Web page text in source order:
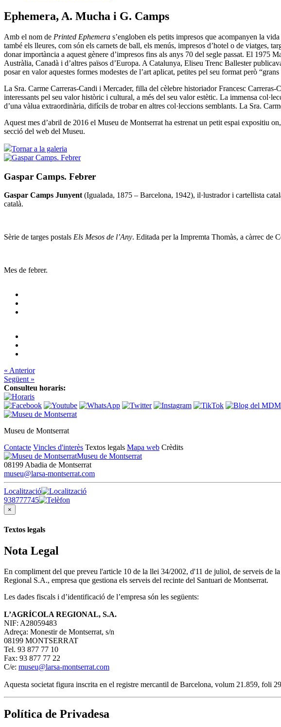
Ephemera, A. Mucha i G. Camps
Amb el nom de Printed Ephemera s’engloben els petits impresos que acompanyen la
també els lleures, com són els carnets de ball, els menús, impresos d’hotel o de viatges,
donar importància a aquest gènere d’impresos fins als anys 70 del segle passat. El
Austràlia, Canadà i d’altres països d’Europa. A Catalunya, Eliseu Trenc Ballester
posar en valor aquestes formes modestes de l’art aplicat, petites pel seu format però
La Sra. Carme Carreras-Candi i Mercader, filla del cèlebre historiador Francesc Carreras-
interessants pel seu valor històric i cultural, a més del seu valor estètic. La immensa
d’una vàlua extraordinària, difícils de trobar en altres col·leccions semblants. La Sra.
Aquest mes d’abril de 2016 el Museu de Montserrat ha estrenat un petit espai expositiu
secció del web del Museu.
Tornar a la galeria
Gaspar Camps. Febrer
Gaspar Camps Junyent (Igualada, 1875 – Barcelona, 1942), il·lustrador i cartellista
català.
Sèrie de targes postals Els Mesos de l’Any. Editada per la Impremta Thomàs, a càrrec de
Mes de febrer.
« Anterior
Següent »
Consulteu horaris:
Museu de Montserrat
Contacte Vincles d'interès Textos legals Mapa web Crèdits
Museu de Montserrat
08199 Abadia de Montserrat
museu@larsa-montserrat.com
Localització
938777745
×
Textos legals
Nota Legal
En compliment del que preveu l'article 10 de la llei 34/2002, d'11 de juliol, de serveis de
Regional S.A., empresa que gestiona els serveis del recinte del Santuari de Montserrat.
Les dades fiscals i d’identificació de l’empresa són les següents:
L’AGRÍCOLA REGIONAL, S.A.
NIF: A28059483
Adreça: Monestir de Montserrat, s/n
08199 MONTSERRAT
Tel. 93 877 77 10
Fax: 93 877 77 22
C/e: museu@larsa-montserrat.com
Aquesta societat figura inscrita en el registre mercantil de Barcelona, volum 21.859, foli
Política de Privadesa